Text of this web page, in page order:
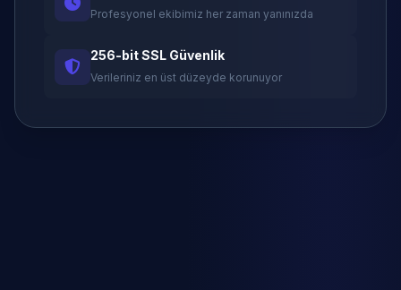
Profesyonel ekibimiz her zaman yanınızda
256-bit SSL Güvenlik
Verileriniz en üst düzeyde korunuyor